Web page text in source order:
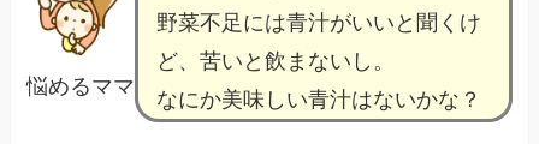
悩めるママ
野菜不足には青汁がいいと聞くけ
ど、苦いと飲まないし。
なにか美味しい青汁はないかな？